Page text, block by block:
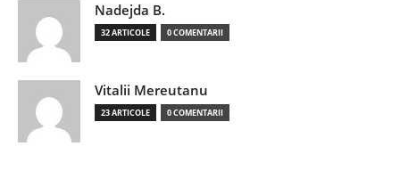
Nadejda B.
32 ARTICOLE 0 COMENTARII
Vitalii Mereutanu
23 ARTICOLE 0 COMENTARII